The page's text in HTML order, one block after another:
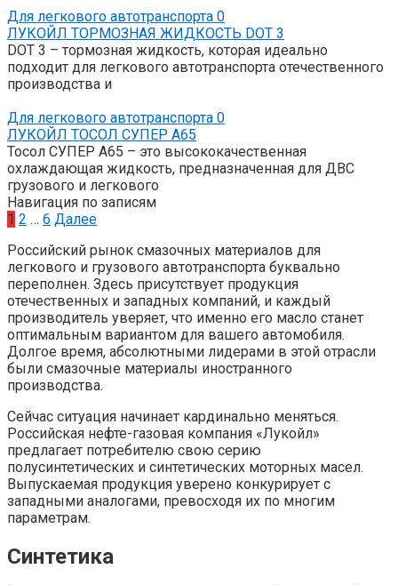
Для легкового автотранспорта 0
ЛУКОЙЛ ТОРМОЗНАЯ ЖИДКОСТЬ DOT 3
DOT 3 – тормозная жидкость, которая идеально
подходит для легкового автотранспорта отечественного
производства и
Для легкового автотранспорта 0
ЛУКОЙЛ ТОСОЛ СУПЕР А65
Тосол СУПЕР А65 – это высококачественная
охлаждающая жидкость, предназначенная для ДВС
грузового и легкового
Навигация по записям
1 2 … 6 Далее
Российский рынок смазочных материалов для
легкового и грузового автотранспорта буквально
переполнен. Здесь присутствует продукция
отечественных и западных компаний, и каждый
производитель уверяет, что именно его масло станет
оптимальным вариантом для вашего автомобиля.
Долгое время, абсолютными лидерами в этой отрасли
были смазочные материалы иностранного
производства.
Сейчас ситуация начинает кардинально меняться.
Российская нефте-газовая компания «Лукойл»
предлагает потребителю свою серию
полусинтетических и синтетических моторных масел.
Выпускаемая продукция уверено конкурирует с
западными аналогами, превосходя их по многим
параметрам.
Синтетика